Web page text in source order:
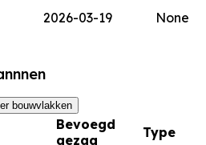
2026-03-19
None
bouwvlakken
Bevoegd
gezag
Type